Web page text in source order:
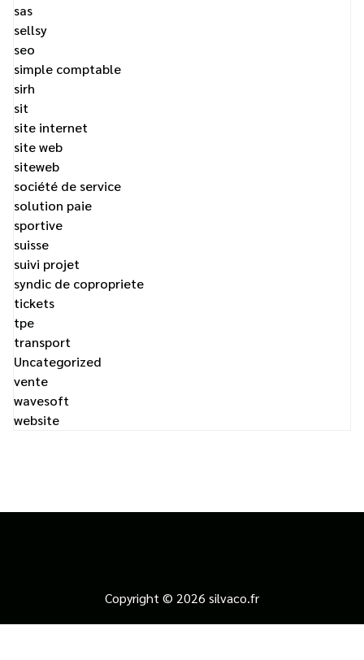
sas
sellsy
seo
simple comptable
sirh
sit
site internet
site web
siteweb
société de service
solution paie
sportive
suisse
suivi projet
syndic de copropriete
tickets
tpe
transport
Uncategorized
vente
wavesoft
website
Copyright © 2026 silvaco.fr